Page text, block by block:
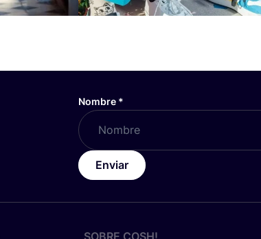
Nombre *
Enviar
SOBRE COSH!